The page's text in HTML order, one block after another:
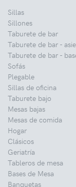
Sillas
Sillones
Taburete de bar
Taburete de bar -
Taburete de bar -
Sofás
Plegable
Sillas de oficina
Taburete bajo
Mesas bajas
Mesas de comida
Hogar
Clásicos
Geriatría
Tableros de mesa
Bases de Mesa
Banquetas